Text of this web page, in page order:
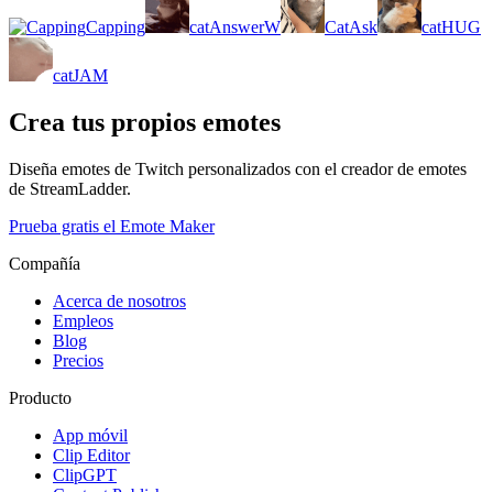
Capping catAnswerW CatAsk catHUG
catJAM
Crea tus propios emotes
Diseña emotes de Twitch personalizados con el creador de emotes
de StreamLadder.
Prueba gratis el Emote Maker
Compañía
Acerca de nosotros
Empleos
Blog
Precios
Producto
App móvil
Clip Editor
ClipGPT